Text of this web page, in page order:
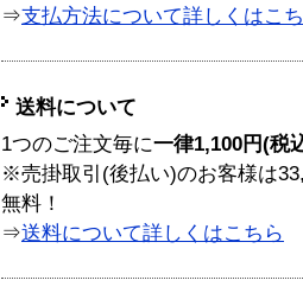
⇒支払方法について詳しくはこ
送料について
1つのご注文毎に一律1,100円(税
※売掛取引(後払い)のお客様は
無料！
⇒送料について詳しくはこちら